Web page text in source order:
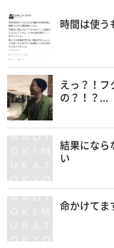
時間は使う
えっ？！フ
の？！？...
結果になら
い
命かけてま